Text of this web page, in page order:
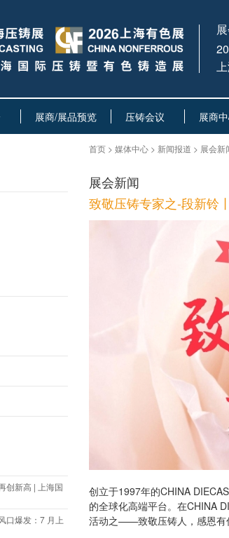
展商/展品预览 压铸会议 展商
创新高 | 上海国
口爆发：7 月上
首页 > 媒体中心 > 新闻报道 > 展会新
展会新闻
致敬压铸专家之-段新铃
创立于1997年的CHINA
的全球化高端平台。在CHINA
活动之——致敬压铸人，感恩有